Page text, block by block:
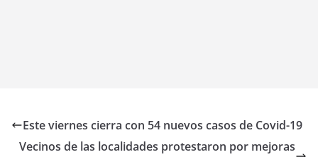
Este viernes cierra con 54 nuevos casos de Covid-19
Vecinos de las localidades protestaron por mejoras